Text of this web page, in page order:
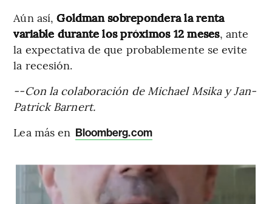
Aún así,Goldman sobrepondera la renta
variable durante los próximos 12 meses, ante
la expectativa de que probablemente se evite
la recesión.
--Con la colaboración de Michael Msika y Jan-
Patrick Barnert.
Lea más en Bloomberg.com